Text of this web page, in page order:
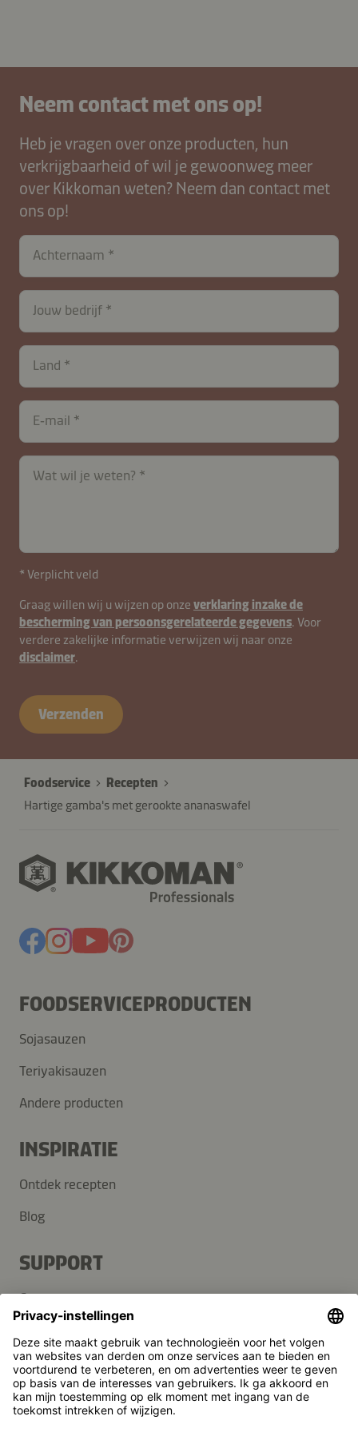
Neem contact met ons op!
Heb je vragen over onze producten, hun
verkrijgbaarheid of wil je gewoonweg meer
over Kikkoman weten? Neem dan contact met
ons op!
Achternaam
contactNL-
B2B-
26615-
yE8MQGK7DcHe2q
Jouw bedrijf
Land
E‑mail
Wat wil je weten?
* Verplicht veld
Graag willen wij u wijzen op onze verklaring inzake de
bescherming van persoonsgerelateerde gegevens. Voor
verdere zakelijke informatie verwijzen wij naar onze
disclaimer.
Verzenden
Foodservice
Recepten
Hartige gamba's met gerookte ananaswafel
FOODSERVICEPRODUCTEN
Sojasauzen
Teriyakisauzen
Andere producten
INSPIRATIE
Ontdek recepten
Blog
SUPPORT
Contact
Media
Kikkoman is een geregistreerd handelsmerk van Kikkoman